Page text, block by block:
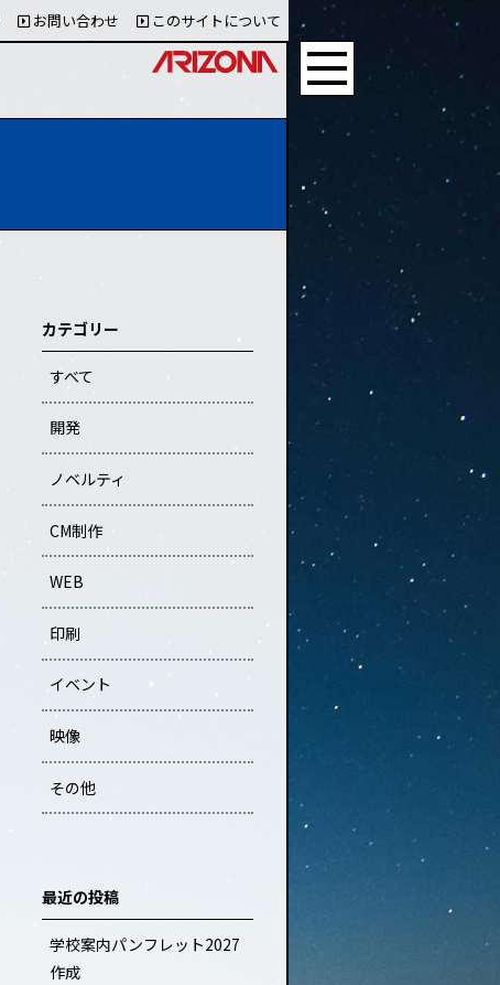
お問い合わせ このサイトについて
カテゴリー
すべて
開発
ノベルティ
CM制作
WEB
印刷
イベント
映像
その他
最近の投稿
学校案内パンフレット2027
作成